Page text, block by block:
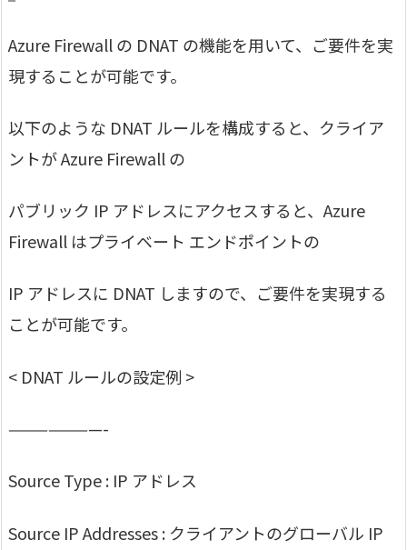
Azure Firewall の DNAT の機能を用いて、ご要件を実
現することが可能です。
以下のような DNAT ルールを構成すると、クライア
ントが Azure Firewall の
パブリック IP アドレスにアクセスすると、Azure
Firewall はプライベート エンドポイントの
IP アドレスに DNAT しますので、ご要件を実現する
ことが可能です。
< DNAT ルールの設定例 >
———————-
Source Type : IP アドレス
Source IP Addresses : クライアントのグローバル IP